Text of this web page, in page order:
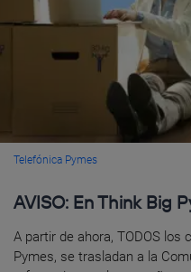
Telefónica Pymes
AVISO: En Think Big
A partir de ahora, TODOS los
Pymes, se trasladan a la